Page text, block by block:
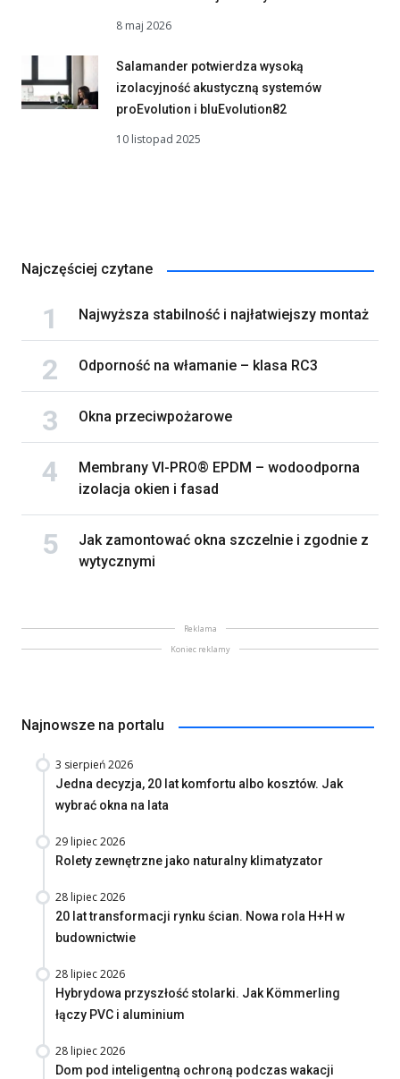
8 maj 2026
Salamander potwierdza wysoką
izolacyjność akustyczną systemów
proEvolution i bluEvolution82
10 listopad 2025
Najczęściej czytane
Najwyższa stabilność i najłatwiejszy montaż
Odporność na włamanie – klasa RC3
Okna przeciwpożarowe
Membrany VI-PRO® EPDM – wodoodporna
izolacja okien i fasad
Jak zamontować okna szczelnie i zgodnie z
wytycznymi
Reklama
Koniec reklamy
Najnowsze na portalu
3 sierpień 2026
Jedna decyzja, 20 lat komfortu albo kosztów. Jak
wybrać okna na lata
29 lipiec 2026
Rolety zewnętrzne jako naturalny klimatyzator
28 lipiec 2026
20 lat transformacji rynku ścian. Nowa rola H+H w
budownictwie
28 lipiec 2026
Hybrydowa przyszłość stolarki. Jak Kömmerling
łączy PVC i aluminium
28 lipiec 2026
Dom pod inteligentną ochroną podczas wakacji